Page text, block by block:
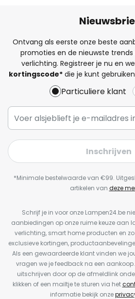
Ontvang als eerste onze beste
promoties en de nieuwste
verlichting. Registreer je nu en
kortingscode*die je kunt
Particuliere klant
Inschrijven
*Minimale bestelwaarde van €99.
artikelen van deze
Schrijf je in voor onze Lampen24.be
aanbiedingen op onze ruime keuze aan
verlichting, smart home producten en
exclusieve kortingen,
Als een gewaardeerde klant vinden we
vragen we je feedback na een
uitschrijven door op de afmeldlink
klikken of een mailtje te sturen via het
informatie bekijk onze